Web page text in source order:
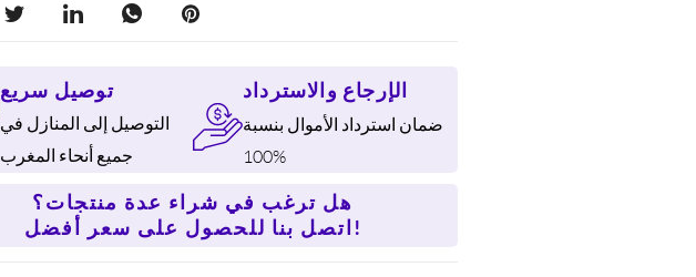
توصيل سريع
التوصيل إلى المنازل في
جميع أنحاء المغرب
الإرجاع والاسترداد
ضمان استرداد الأموال بنسبة
100%
هل ترغب في شراء عدة منتجات؟
اتصل بنا للحصول على سعر أفضل!